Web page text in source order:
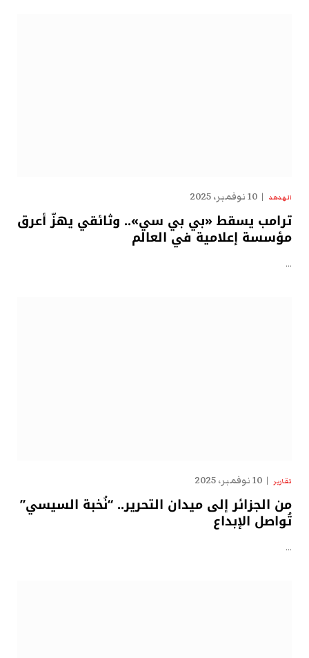
الهدهد 10 نوفمبر، 2025
ترامب يسقط «بي بي سي».. وثائقي يهزّ أعرق
مؤسسة إعلامية في العالم
…
تقارير 10 نوفمبر، 2025
من الجزائر إلى ميدان التحرير.. “نُخبة السيسي”
تُواصل الإبداع
…